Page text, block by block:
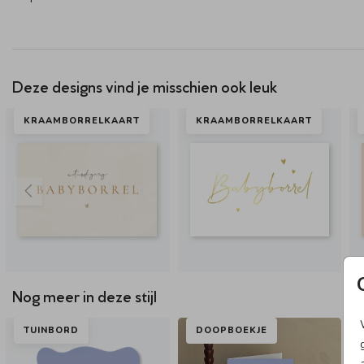
Deze designs vind je misschien ook leuk
KRAAMBORRELKAART KRAAMBORRELKAART
Nog meer in deze stijl
TUINBORD DOOPBOEKJE